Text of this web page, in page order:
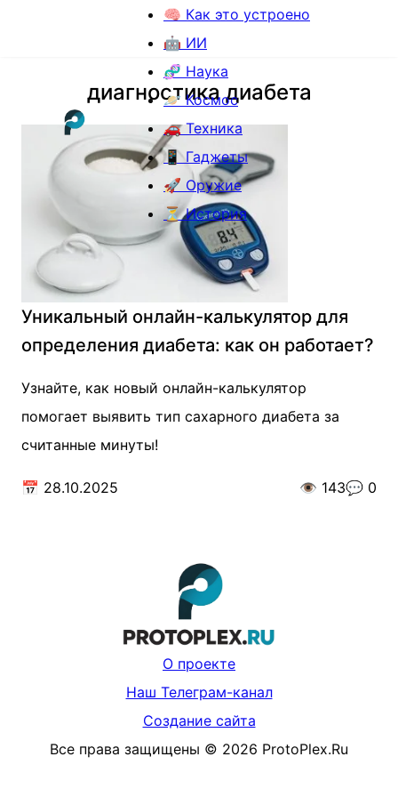
🧠 Как это устроено
🤖 ИИ
🧬 Наука
🪐 Космос
🚗 Техника
📱 Гаджеты
🚀 Оружие
⏳ История
диагностика диабета
Уникальный онлайн-калькулятор для
определения диабета: как он работает?
Узнайте, как новый онлайн-калькулятор
помогает выявить тип сахарного диабета за
считанные минуты!
📅 28.10.2025 👁️ 143💬 0
О проекте
Наш Телеграм-канал
Создание сайта
Все права защищены © 2026 ProtoPlex.Ru